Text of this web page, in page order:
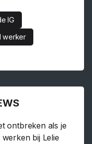
IG
werker
ontbreken als je
bij Lelie